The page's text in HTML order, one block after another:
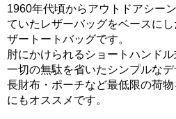
1960年代頃からアウトドアシー
ていたレザーバッグをベースに
ザートートバッグです。
肘にかけられるショートハンド
一切の無駄を省いたシンプルなデ
長財布・ポーチなど最低限の荷
にもオススメです。